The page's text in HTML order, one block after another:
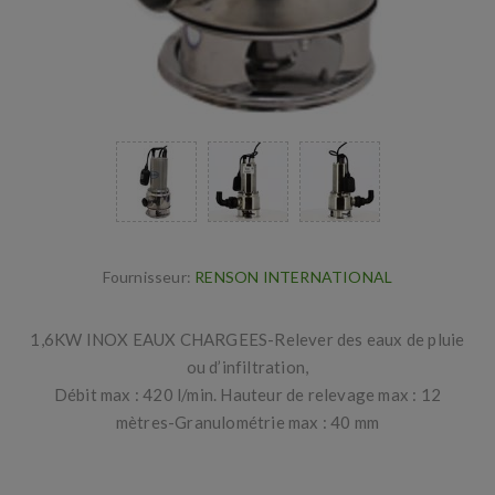
Fournisseur: RENSON INTERNATIONAL
1,6KW INOX EAUX CHARGEES-Relever des eaux de pluie
ou d’infiltration,
Débit max : 420 l/min. Hauteur de relevage max : 12
mètres-Granulométrie max : 40 mm